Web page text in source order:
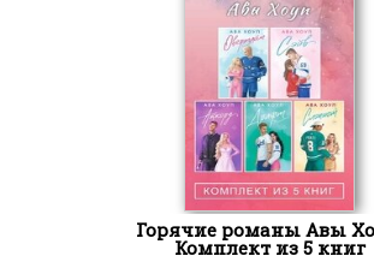
Горячие романы Авы
Комплект из 5 книг